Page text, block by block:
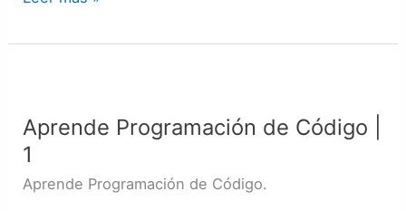
Aprende Programación de Código |
1
Aprende Programación de Código.
de
Código
|